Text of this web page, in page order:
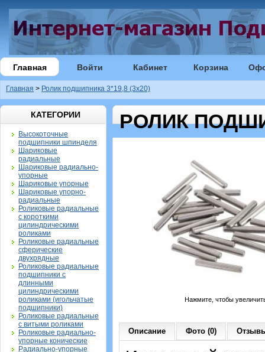
Главная Войти Кабинет Корзина
Главная > Ролик подшипника 3*19,8 (3х20)
КАТЕГОРИИ
Высокоточные
подшипники шпинделя
Шариковые
радиальные
Шариковые радиально-
упорные
Шариковые упорные
Шариковые упорно-
радиальные
Роликовые радиальные
с короткими
цилиндрическими
роликами
Роликовые радиальные
сферические
двухрядные
Роликовые радиальные
подшипники с
длинными
цилиндрическими
роликами (игольчатые
подшипники)
Роликовые радиальные
с витыми роликами
Роликовые радиально-
упорные конические
Радиально-упорные
РОЛИК
Нажмите, чтобы
Описание Фото (0)